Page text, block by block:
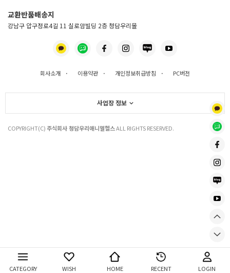
CATEGORY WISH HOME RECENT LOGIN
교환반품배송지
강남구 압구정로4길 11 실로암빌딩 2층 청담우리몰
회사소개 · 이용약관 · 개인정보취급방침 · PC버전
사업장 정보
COPYRIGHT(C)주식회사 청담우리애니멀헬스ALL RIGHTS RESERVED.